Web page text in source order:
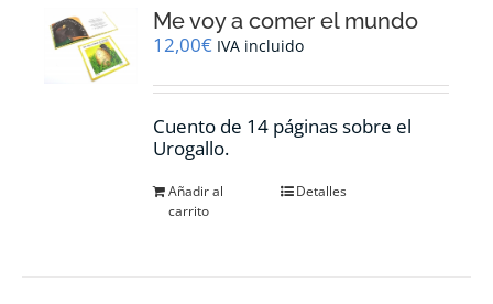
Me voy a comer el mundo
12,00€ IVA incluido
Cuento de 14 páginas sobre el
Urogallo.
Añadir al
carrito
Detalles